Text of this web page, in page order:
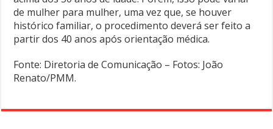
de mulher para mulher, uma vez que, se houver
histórico familiar, o procedimento deverá ser feito a
partir dos 40 anos após orientação médica.
Fonte: Diretoria de Comunicação – Fotos: João
Renato/PMM.